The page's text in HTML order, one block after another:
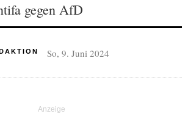
gegen AfD
So, 9. Juni 2024